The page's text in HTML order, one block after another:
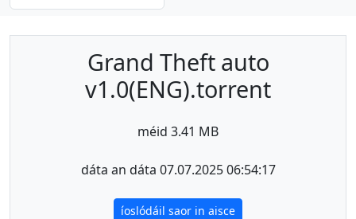
Grand Theft auto
v1.0(ENG).torrent
méid 3.41 MB
dáta an dáta 07.07.2025 06:54:17
íoslódáil saor in aisce